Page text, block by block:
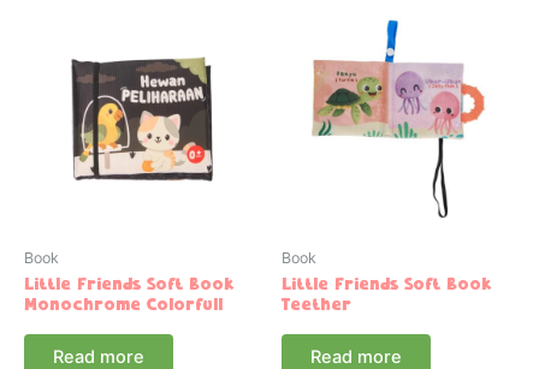
Book
Little Friends Soft Book
Monochrome Colorfull
Read more
Book
Little Friends Soft Book
Teether
Read more